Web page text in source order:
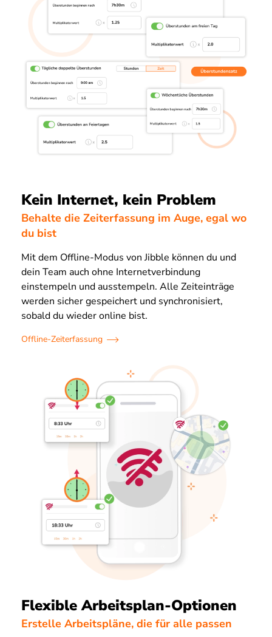
Kein Internet, kein Problem
Behalte die Zeiterfassung im Auge, egal wo
du bist
Mit dem Offline-Modus von Jibble können du und
dein Team auch ohne Internetverbindung
einstempeln und ausstempeln. Alle Zeiteinträge
werden sicher gespeichert und synchronisiert,
sobald du wieder online bist.
Offline-Zeiterfassung
Flexible Arbeitsplan-Optionen
Erstelle Arbeitspläne, die für alle passen